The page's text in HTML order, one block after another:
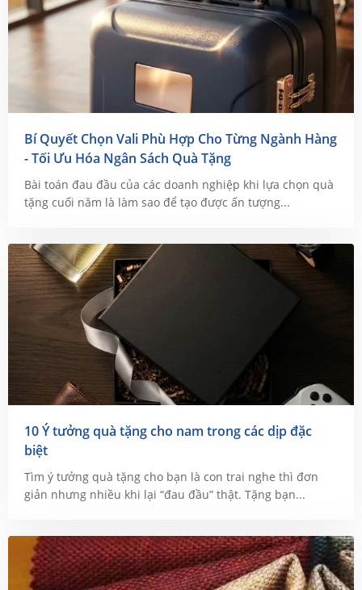
Bí Quyết Chọn Vali Phù Hợp Cho Từng Ngành Hàng
- Tối Ưu Hóa Ngân Sách Quà Tặng
Bài toán đau đầu của các doanh nghiệp khi lựa chọn quà
tặng cuối năm là làm sao để tạo được ấn tượng...
10 Ý tưởng quà tặng cho nam trong các dịp đặc
biệt
Tìm ý tưởng quà tặng cho bạn là con trai nghe thì đơn
giản nhưng nhiều khi lại “đau đầu” thật. Tặng bạn...